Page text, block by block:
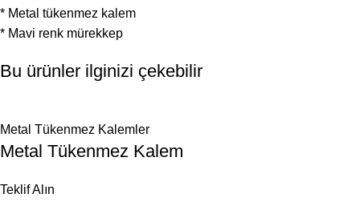
* Metal tükenmez kalem
* Mavi renk mürekkep
Bu ürünler ilginizi çekebilir
Metal Tükenmez Kalemler
Metal Tükenmez Kalem
Teklif Alın